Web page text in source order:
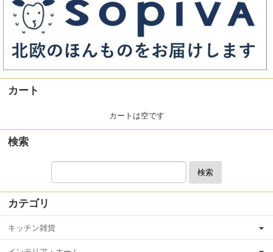
カート
カートは空です
検索
検索
カテゴリ
キッチン雑貨